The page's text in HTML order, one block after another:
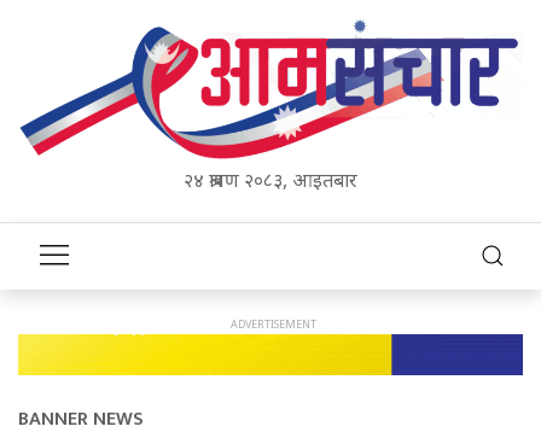
२४ श्रावण २०८३, आइतबार
BANNER NEWS